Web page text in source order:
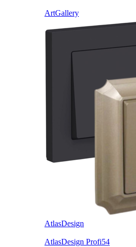
ArtGallery
AtlasDesign
AtlasDesign Profi54